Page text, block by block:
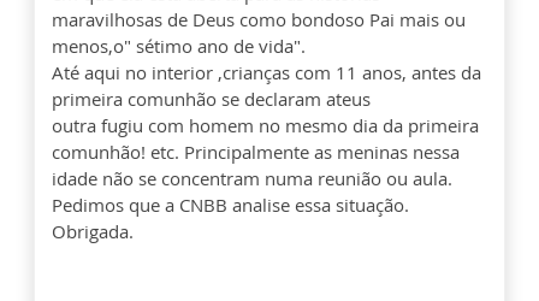
maravilhosas de Deus como bondoso Pai mais ou
menos,o" sétimo ano de vida".
Até aqui no interior ,crianças com 11 anos, antes da
primeira comunhão se declaram ateus
outra fugiu com homem no mesmo dia da primeira
comunhão! etc. Principalmente as meninas nessa
idade não se concentram numa reunião ou aula.
Pedimos que a CNBB analise essa situação.
Obrigada.